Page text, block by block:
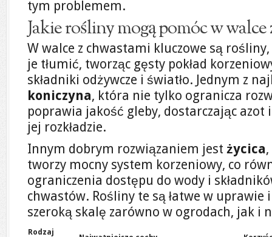
tym problemem.
Jakie rośliny mogą pomóc w walce
W walce z chwastami kluczowe są
je tłumić, tworząc gęsty pokład
składniki odżywcze i światło. Jednym z
koniczyna, która nie tylko ogranicza
poprawia jakość gleby, dostarczając
jej rozkładzie.
Innym dobrym rozwiązaniem jest życica
tworzy mocny system korzeniowy, co
ograniczenia dostępu do wody i
chwastów. Rośliny te są łatwe w uprawie
szeroką skalę zarówno w ogrodach, jak i
Rodzaj